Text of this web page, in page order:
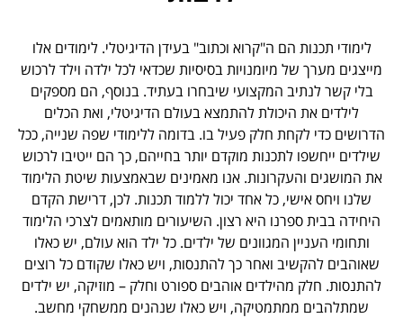
לימודי תכנות הם ה"קרוא וכתוב" בעידן הדיגיטלי. לימודים אלו
מייצגים מערך של מיומנויות בסיסיות שכדאי לכל ילדה וילד לרכוש
בלי קשר לנתיב המקצועי שיבחרו בעתיד. בנוסף, הם מספקים
לילדים את היכולת להתמצא בעולם הדיגיטלי, ואת הכלים
הדרושים כדי לקחת חלק פעיל בו. בדומה ללימודי שפה שנייה, ככל
שילדים ייחשפו לתכנות מוקדם יותר בחייהם, כך הם ייטיבו לרכוש
את המושגים והעקרונות. אנו מאמינים שבאמצעות שיטת הלימוד
שלנו ויחס אישי, כל אחד יכול ללמוד תכנות. לכן, דרישת הקדם
היחידה בבית ספרנו היא רצון. השיעורים מותאמים לצרכי הלימוד
ותחומי העניין המגוונים של ילדים. כל ילד הוא עולם, יש כאלו
שאוהבים להקשיב ואחר כך להתנסות, ויש כאלו שקודם כל רוצים
להתנסות. חלק מהילדים אוהבים ספורט וחלק – מוזיקה, יש ילדים
שמתלהבים ממתמטיקה, ויש כאלו שנהנים ממשחקי מחשב.